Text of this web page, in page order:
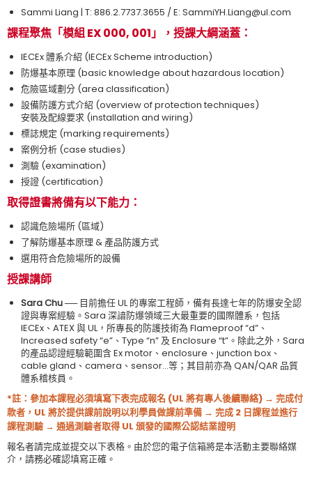
Sammi Liang | T: 886.2.7737.3655 / E: SammiYH.Liang@ul.com
課程聚焦「模組 EX 000, 001」，授課大綱涵蓋：
IECEx 體系介紹 (IECEx Scheme introduction)
防爆基本原理 (basic knowledge about hazardous location)
危險區域劃分 (area classification)
設備防護方式介紹 (overview of protection techniques)
安裝及配線要求 (installation and wiring)
標誌規定 (marking requirements)
案例分析 (case studies)
測驗 (examination)
授證 (certification)
取得證書將備有以下能力：
認識危險場所 (區域)
了解防爆基本原理 & 產品防護方式
選用符合危險場所的設備
授課講師
Sara Chu ──目前擔任 UL 的專案工程師，備有長達七年的防爆安全認
證與專案經驗。Sara 深諳防爆領域三大最重要的國際體系，包括
IECEx、ATEX 與 UL，所專長的防護技術為 Flameproof “d”、
Increased safety “e”、Type “n” 及 Enclosure “t”。除此之外，Sara
的產品認證經驗範圍含 Ex motor、enclosure、junction box、
cable gland、camera、sensor…等；其目前亦為 QAN/QAR 品質
體系稽核員。
*註：參加本課程必須填寫下表完成報名 (UL 將有專人後續聯絡) → 完成付
款者，UL 將於提供課前說明以利學員做課前準備 → 完成 2 日課程並進行
課程測驗 → 通過測驗者取得 UL 頒發的國際公認結業證明
報名者請完成並提交以下表格。由於您的電子信箱將是本活動主要聯絡媒
介，請務必確認填寫正確。